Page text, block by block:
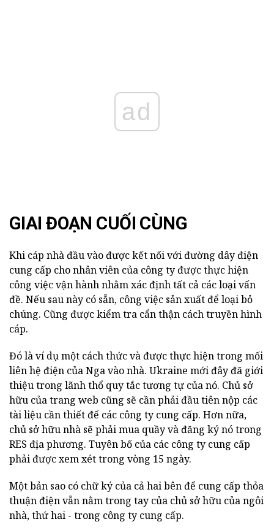
ad
GIAI ĐOẠN CUỐI CÙNG
Khi cáp nhà đầu vào được kết nối với đường dây điện
cung cấp cho nhân viên của công ty được thực hiện
công việc vận hành nhằm xác định tất cả các loại vấn
đề. Nếu sau này có sẵn, công việc sản xuất để loại bỏ
chúng. Cũng được kiểm tra cẩn thận cách truyền hình
cáp.
Đó là ví dụ một cách thức và được thực hiện trong mối
liên hệ điện của Nga vào nhà. Ukraine mới đây đã giới
thiệu trong lãnh thổ quy tắc tương tự của nó. Chủ sở
hữu của trang web cũng sẽ cần phải đầu tiên nộp các
tài liệu cần thiết để các công ty cung cấp. Hơn nữa,
chủ sở hữu nhà sẽ phải mua quầy và đăng ký nó trong
RES địa phương. Tuyên bố của các công ty cung cấp
phải được xem xét trong vòng 15 ngày.
Một bản sao có chữ ký của cả hai bên để cung cấp thỏa
thuận điện vẫn nằm trong tay của chủ sở hữu của ngôi
nhà, thứ hai - trong công ty cung cấp.